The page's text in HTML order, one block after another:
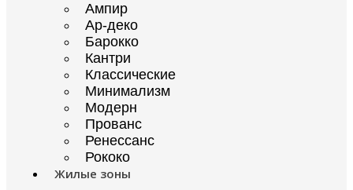
Ампир
Ар-деко
Барокко
Кантри
Классические
Минимализм
Модерн
Прованс
Ренессанс
Рококо
Жилые зоны